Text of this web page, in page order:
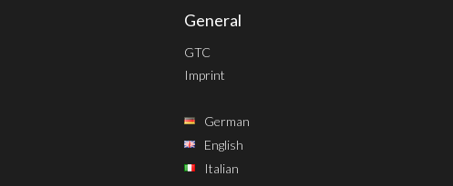
General
GTC
Imprint
German
English
Italian